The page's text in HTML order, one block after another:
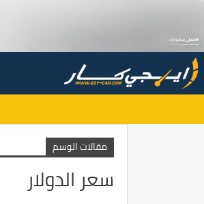
مقالات الوسم
سعر الدولار